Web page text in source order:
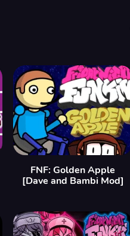
FNF: Golden Apple
[Dave and Bambi Mod]